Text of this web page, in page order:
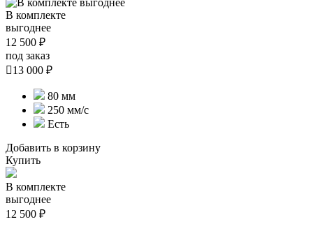
В комплекте
выгоднее
12 500 ₽
под заказ
13 000 ₽
80 мм
250 мм/с
Есть
Добавить в корзину
Купить
В комплекте
выгоднее
12 500 ₽